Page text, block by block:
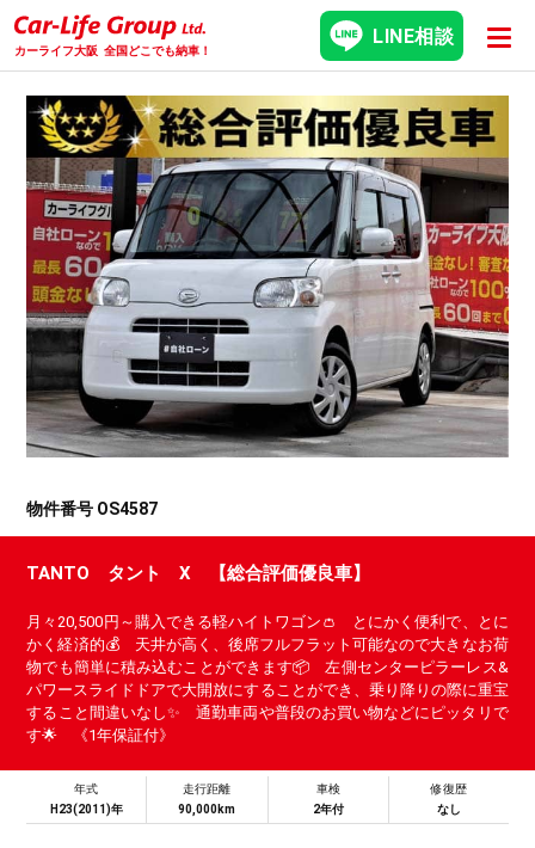
カーライフ大阪 全国どこでも納車！
LINE相談
物件番号 OS4587
TANTO タント X 【総合評価優良車】
月々20,500円～購入できる軽ハイトワゴン👛 とにかく便利で、とに
かく経済的💰 天井が高く、後席フルフラット可能なので大きなお荷
物でも簡単に積み込むことができます📦 左側センターピラーレス&
パワースライドドアで大開放にすることができ、乗り降りの際に重宝
すること間違いなし✨ 通勤車両や普段のお買い物などにピッタリで
す🌟 《1年保証付》
年式
H23(2011)年
走行距離
90,000km
車検
2年付
修復歴
なし